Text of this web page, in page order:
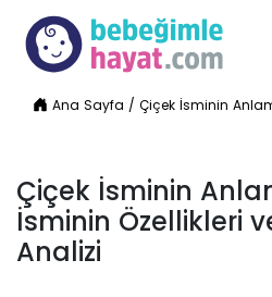
Ana Sayfa /Çiçek İsminin
Çiçek İsminin
İsminin Özellikleri
Analizi